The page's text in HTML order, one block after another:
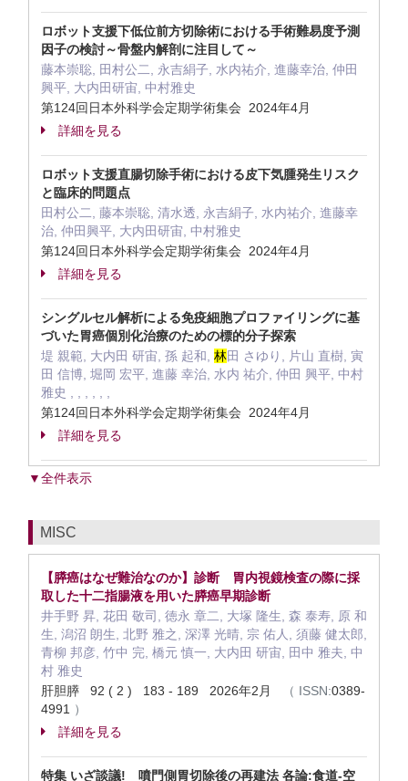
ロボット支援下低位前方切除術における手術難易度予測
因子の検討～骨盤内解剖に注目して～
藤本崇聡, 田村公二, 永吉絹子, 水内祐介, 進藤幸治, 仲田
興平, 大内田研宙, 中村雅史
第124回日本外科学会定期学術集会 2024年4月
詳細を見る
ロボット支援直腸切除手術における皮下気腫発生リスク
と臨床的問題点
田村公二, 藤本崇聡, 清水透, 永吉絹子, 水内祐介, 進藤幸
治, 仲田興平, 大内田研宙, 中村雅史
第124回日本外科学会定期学術集会 2024年4月
詳細を見る
シングルセル解析による免疫細胞プロファイリングに基
づいた胃癌個別化治療のための標的分子探索
堤 親範, 大内田 研宙, 孫 起和, 林田 さゆり, 片山 直樹, 寅
田 信博, 堀岡 宏平, 進藤 幸治, 水内 祐介, 仲田 興平, 中村
雅史 , , , , , ,
第124回日本外科学会定期学術集会 2024年4月
詳細を見る
▼全件表示
MISC
【膵癌はなぜ難治なのか】診断 胃内視鏡検査の際に採
取した十二指腸液を用いた膵癌早期診断
井手野 昇, 花田 敬司, 徳永 章二, 大塚 隆生, 森 泰寿, 原 和
生, 潟沼 朗生, 北野 雅之, 深澤 光晴, 宗 佑人, 須藤 健太郎,
青柳 邦彦, 竹中 完, 橋元 慎一, 大内田 研宙, 田中 雅夫, 中
村 雅史
肝胆膵 92 ( 2 ) 183 - 189 2026年2月
（ ISSN:0389-
4991 ）
詳細を見る
特集 いざ談議! 噴門側胃切除後の再建法 各論:食道-空